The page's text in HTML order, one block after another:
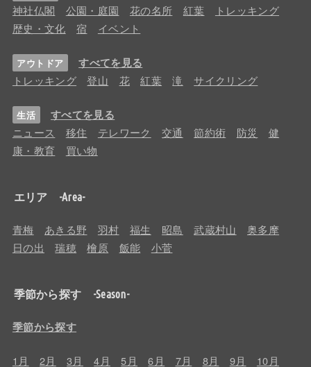
神社仏閣 公園・庭園 花の名所 紅葉
トレッキング
歴史・文化
宿 イベント
アウトドア すべてを見る
トレッキング 登山 花 紅葉 滝 サイクリング
生活 すべてを見る
ニュース 移住 テレワーク 交通 節約術 防災
健
康・教育
買い物
エリア -Area-
青梅 あきる野 羽村 福生 昭島 武蔵村山
奥多摩
日の出
瑞穂 檜原 飯能 小菅
季節から探す -Season-
季節から探す
1月 2月 3月 4月 5月 6月 7月 8月 9月 10月